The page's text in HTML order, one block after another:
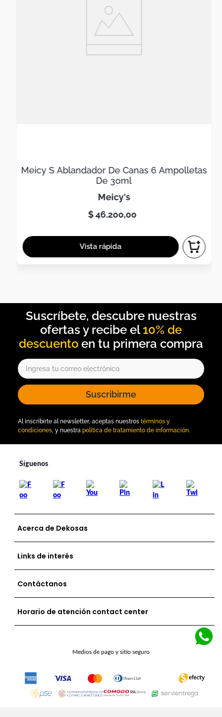
Meicy S Ablandador De Canas 6 Ampolletas
De 30ml
meicy's
$46.200,00
10% de
descuento
Suscribirme
Al inscribirte al newsletter, aceptas nuestros términos y
condiciones, y nuestra política de tratamiento de información.
Acerca de Dekosas
Links de interés
Contáctanos
Horario de atención contact center
Medios de pago y sitio seguro